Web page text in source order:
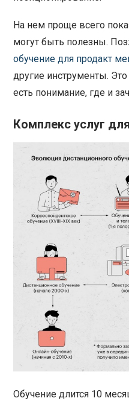
На нем проще всего
могут быть полезны.
обучение для продакт
другие инструменты.
есть понимание, где и
Комплекс услуг
Обучение длится 10